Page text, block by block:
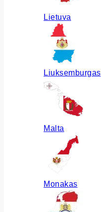
Lietuva
Liuksemburgas
Malta
Monakas